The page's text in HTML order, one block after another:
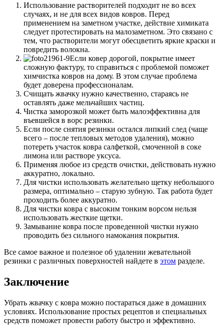
Использование растворителей подходит не во всех
случаях, и не для всех видов ковров. Перед
применением на заметном участке, действие химиката
следует протестировать на малозаметном. Это связано с
тем, что растворители могут обесцветить яркие краски и
повредить волокна.
Если ковер дорогой, покрытие имеет
сложную фактуру, то справиться с проблемой поможет
химчистка ковров на дому. В этом случае проблема
будет доверена профессионалам.
Счищать жвачку нужно качественно, стараясь не
оставлять даже мельчайших частиц.
Чистка заморозкой может быть малоэффективна для
въевшейся в ворс резинки.
Если после снятия резинки остался липкий след (чаще
всего – после тепловых методов удаления), можно
потереть участок ковра салфеткой, смоченной в соке
лимона или растворе уксуса.
Применяя любое из средств очистки, действовать нужно
аккуратно, локально.
Для чистки использовать желательно щетку небольшого
размера, оптимально – старую зубную. Так работа будет
проходить более аккуратно.
Для чистки ковра с высоким тонким ворсом нельзя
использовать жесткие щетки.
Замывание ковра после проведенной чистки нужно
проводить без сильного намокания покрытия.
Все самое важное и полезное об удалении жевательной
резинки с различных поверхностей найдете в этом разделе.
Заключение
Убрать жвачку с ковра можно постараться даже в домашних
условиях. Использование простых рецептов и специальных
средств поможет провести работу быстро и эффективно.